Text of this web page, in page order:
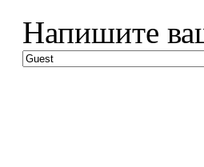
Напишите